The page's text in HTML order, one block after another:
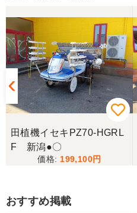
田植機イセキPZ70-HGRL
F 新潟●〇
199,100
おすすめ掲載